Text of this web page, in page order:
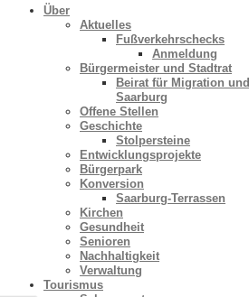
Über
Aktuelles
Fußverkehrschecks
Anmeldung
Bürgermeister und Stadtrat
Beirat für Migration
Saarburg
Offene Stellen
Geschichte
Stolpersteine
Entwicklungsprojekte
Bürgerpark
Konversion
Saarburg-Terrassen
Kirchen
Gesundheit
Senioren
Nachhaltigkeit
Verwaltung
Tourismus